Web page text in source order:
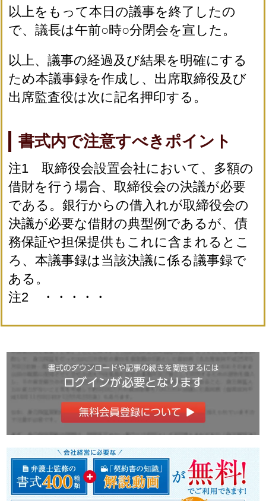
以上をもって本日の議事を終了したの
で、議長は午前○時○分閉会を宣した。
以上、議事の経過及び結果を明確にする
ため本議事録を作成し、出席取締役及び
出席監査役は次に記名押印する。
書式内で注意すべきポイント
注1 取締役会設置会社において、多額の
借財を行う場合、取締役会の決議が必要
である。銀行からの借入れが取締役会の
決議が必要な借財の典型例であるが、債
務保証や担保提供もこれに含まれるとこ
ろ、本議事録は当該決議に係る議事録で
ある。
注2 ・・・・・